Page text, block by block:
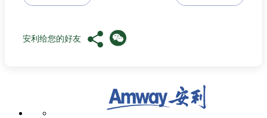
安利给您的好友